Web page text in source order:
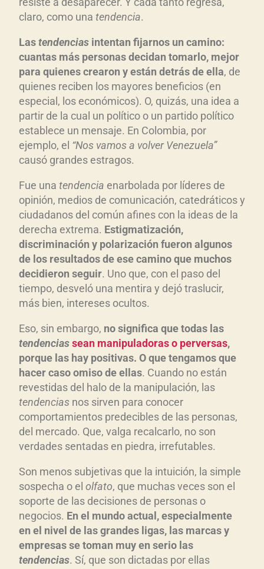
claro, como una tendencia.
Lastendencias intentan fijarnos un camino:
cuantas más personas decidan tomarlo, mejor
para quienes crearon y están detrás de ella, de
quienes reciben los mayores beneficios (en
especial, los económicos). O, quizás, una idea a
partir de la cual un político o un partido político
establece un mensaje. En Colombia, por
ejemplo, el “Nos vamos a volver Venezuela”
causó grandes estragos.
Fue una tendencia enarbolada por líderes de
opinión, medios de comunicación, catedráticos y
ciudadanos del común afines con la ideas de la
derecha extrema. Estigmatización,
discriminación y polarización fueron algunos
de los resultados de ese camino que muchos
decidieron seguir. Uno que, con el paso del
tiempo, desveló una mentira y dejó traslucir,
más bien, intereses ocultos.
Eso, sin embargo, no significa que todas las
tendenciassean manipuladoras o perversas,
porque las hay positivas. O que tengamos que
hacer caso omiso de ellas. Cuando no están
revestidas del halo de la manipulación, las
tendencias nos sirven para conocer
comportamientos predecibles de las personas,
del mercado. Que, valga recalcarlo, no son
verdades sentadas en piedra, irrefutables.
Son menos subjetivas que la intuición, la simple
sospecha o el olfato, que muchas veces son el
soporte de las decisiones de personas o
negocios. En el mundo actual, especialmente
en el nivel de las grandes ligas, las marcas y
empresas se toman muy en serio las
tendencias. Sí, que son dictadas por ellas